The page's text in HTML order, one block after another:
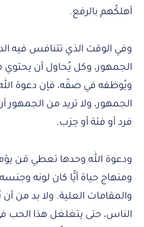
أهلكُهم بالرفع.
وفي الوقت الذي تتنافس فيه
الجمهور، وكل يُحاول أن
ويُوظفه في صفّه، فإن دعوة
الجمهور، ولا تريد من الجمهور
فرد أو فئة أو حِزب.
ودعوة الله وحدها تعطي مَن يؤمن
ومنهاج حياة أيًّا كان لونه
والمقامات العلية. ولا بد من
الناس، حتى يتغلغل هذا الحب